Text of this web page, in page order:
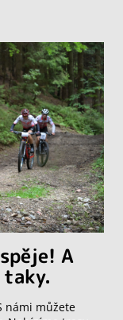
A
námi můžete